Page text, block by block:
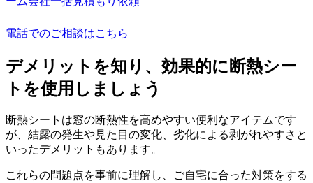
電話でのご相談はこちら
デメリットを知り、効果的に断熱シー
トを使用しましょう
断熱シートは窓の断熱性を高めやすい便利なアイテムです
が、結露の発生や見た目の変化、劣化による剥がれやすさと
いったデメリットもあります。
これらの問題点を事前に理解し、ご自宅に合った対策をする